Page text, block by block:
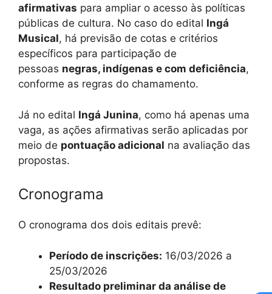
afirmativas para ampliar o acesso às políticas
públicas de cultura. No caso do edital Ingá
Musical, há previsão de cotas e critérios
específicos para participação de
pessoas negras, indígenas e com deficiência,
conforme as regras do chamamento.
Já no edital Ingá Junina, como há apenas uma
vaga, as ações afirmativas serão aplicadas por
meio de pontuação adicional na avaliação das
propostas.
Cronograma
O cronograma dos dois editais prevê:
Período de inscrições: 16/03/2026 a
25/03/2026
Resultado preliminar da análise de